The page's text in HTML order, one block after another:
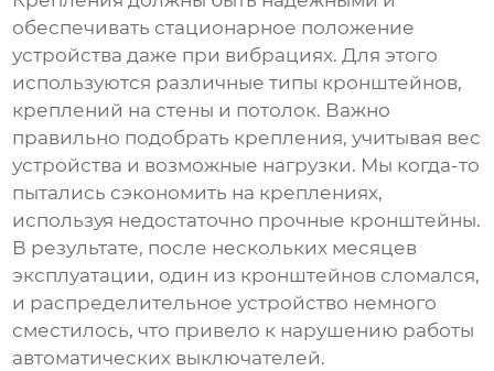
обеспечивать стационарное положение
устройства даже при вибрациях. Для этого
используются различные типы кронштейнов,
креплений на стены и потолок. Важно
правильно подобрать крепления, учитывая вес
устройства и возможные нагрузки. Мы когда-то
пытались сэкономить на креплениях,
используя недостаточно прочные кронштейны.
В результате, после нескольких месяцев
эксплуатации, один из кронштейнов сломался,
и распределительное устройство немного
сместилось, что привело к нарушению работы
автоматических выключателей.